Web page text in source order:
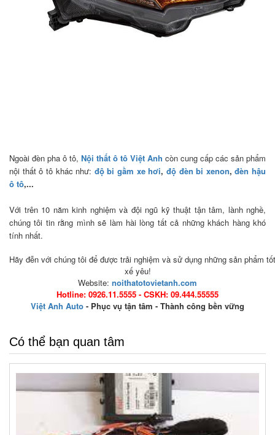
Ngoài đèn pha ô tô, Nội thất ô tô Việt Anh còn cung cấp các sản phẩm
nội thất ô tô khác như: độ bi gầm xe hơi, độ đèn bi xenon, đèn hậu
ô tô,...
Với trên 10 năm kinh nghiệm và đội ngũ kỹ thuật tận tâm, lành nghề,
chúng tôi tin rằng mình sẽ làm hài lòng tất cả những khách hàng khó
tính nhất.
Hãy đễn với chúng tôi để được trải nghiệm và sử dụng những sản phẩm
xế yêu!
Website: noithatotovietanh.com
Hotline: 0926.11.5555 - CSKH: 09.444.55555
Việt Anh Auto - Phục vụ tận tâm - Thành công bền vững
Có thể bạn quan tâm